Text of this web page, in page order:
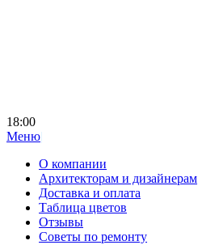
18:00
Меню|
О компании
Архитекторам и дизайнерам
Доставка и оплата
Таблица цветов
Отзывы
Советы по ремонту